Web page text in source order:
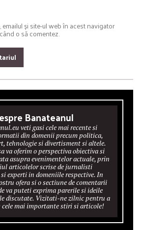
emailul și site-ul web în acest navigator
o să comentez.
Banateanul
veti gasi cele mai recente si
din domenii precum politica,
tehnologie si divertisment si altele.
va oferim o perspectiva obiectiva si
asupra evenimentelor actuale, prin
articolelor scrise de jurnalisti
experti in domeniile respective. In
ofera si o sectiune de comentarii
va puteti exprima parerile si ideile
discutate. Vizitati-ne zilnic pentru a
cele mai importante stiri si articole!